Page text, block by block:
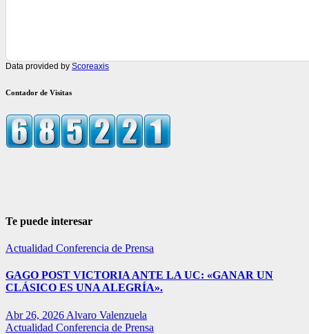
Data provided by Scoreaxis
Contador de Visitas
Te puede interesar
Actualidad Conferencia de Prensa
GAGO POST VICTORIA ANTE LA UC: «GANAR UN
CLÁSICO ES UNA ALEGRÍA».
Abr 26, 2026 Alvaro Valenzuela
Actualidad Conferencia de Prensa